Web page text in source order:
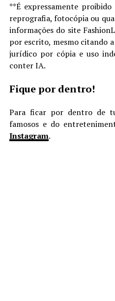
**É expressamente
reprografia, fotocópia ou
informações do site
por escrito, mesmo citando
jurídico por cópia e uso
conter IA.
Fique por dentro!
Para ficar por dentro de
famosos e do
Instagram.